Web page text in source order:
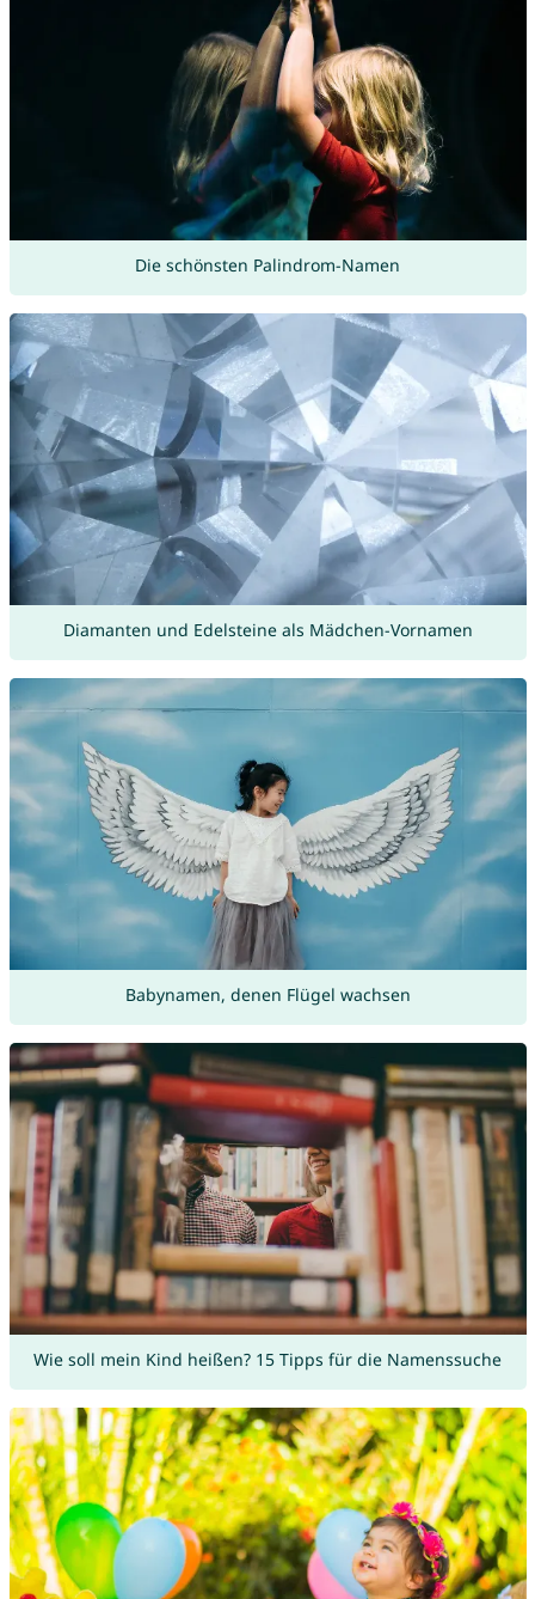
Die schönsten Palindrom-Namen
Diamanten und Edelsteine als Mädchen-Vornamen
Babynamen, denen Flügel wachsen
Wie soll mein Kind heißen? 15 Tipps für die Namenssuche